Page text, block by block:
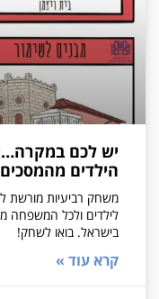
יש לכם
הילדים
משחק רביעיות מורשת
לילדים ולכל המשפחה
בישראל. בואו לשחק!
קרא עוד »